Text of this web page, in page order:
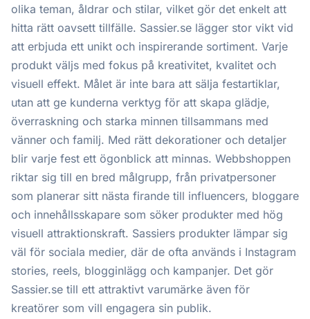
olika teman, åldrar och stilar, vilket gör det enkelt att
hitta rätt oavsett tillfälle. Sassier.se lägger stor vikt vid
att erbjuda ett unikt och inspirerande sortiment. Varje
produkt väljs med fokus på kreativitet, kvalitet och
visuell effekt. Målet är inte bara att sälja festartiklar,
utan att ge kunderna verktyg för att skapa glädje,
överraskning och starka minnen tillsammans med
vänner och familj. Med rätt dekorationer och detaljer
blir varje fest ett ögonblick att minnas. Webbshoppen
riktar sig till en bred målgrupp, från privatpersoner
som planerar sitt nästa firande till influencers, bloggare
och innehållsskapare som söker produkter med hög
visuell attraktionskraft. Sassiers produkter lämpar sig
väl för sociala medier, där de ofta används i Instagram
stories, reels, blogginlägg och kampanjer. Det gör
Sassier.se till ett attraktivt varumärke även för
kreatörer som vill engagera sin publik.